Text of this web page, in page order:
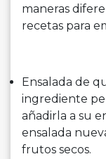
maneras
recetas para
Ensalada de
ingrediente
añadirla a su
ensalada
frutos secos.